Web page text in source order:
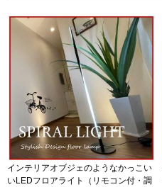
インテリアオブジェのようなかっこい
いLEDフロアライト（リモコン付・調